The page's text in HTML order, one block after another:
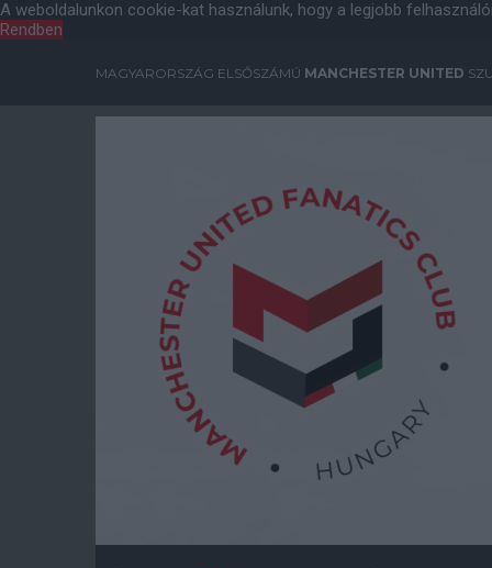
A weboldalunkon cookie-kat használunk, hogy a legjobb
Rendben
MAGYARORSZÁG ELSŐSZÁMÚ MANCHESTER UNITED